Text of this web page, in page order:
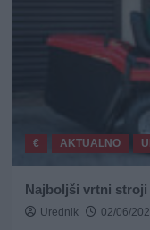
€ AKTUALNO
Najboljši vrtni stroji
Urednik 02/06/